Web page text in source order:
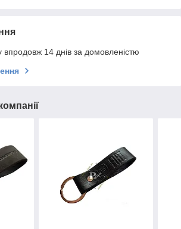
14 днів за домовленістю